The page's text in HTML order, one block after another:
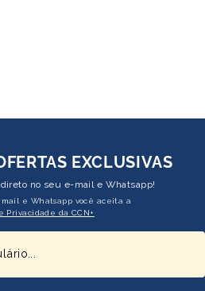
EXCLUSIVAS
no seu e-mail e Whatsapp!
e Whatsapp você aceita a
Privacidade da CCN+